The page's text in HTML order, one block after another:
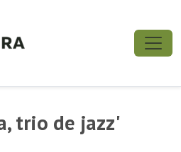
trio de jazz'